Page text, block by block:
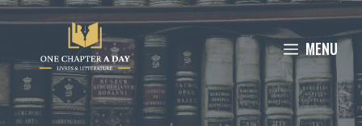
Aller
contenu
MENU